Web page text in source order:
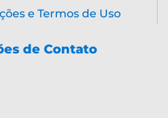
e Termos de Uso
de Contato